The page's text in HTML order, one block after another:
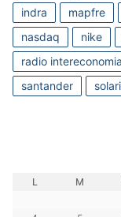
indra
mapfre
nasdaq
nike
radio intereconomia
santander
L M